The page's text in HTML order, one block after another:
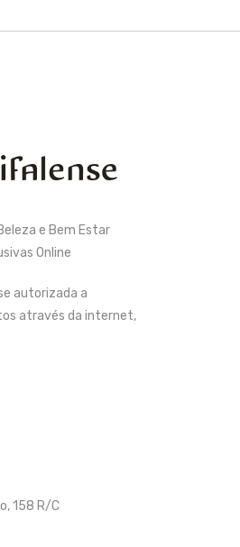
e Bem Estar
Online
autorizada a
através da internet,
158 R/C